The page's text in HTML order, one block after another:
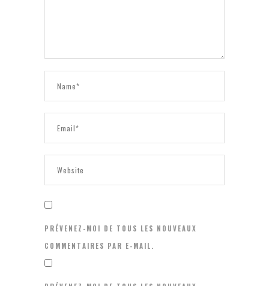
PRÉVENEZ-MOI DE TOUS LES NOUVEAUX
COMMENTAIRES PAR E-MAIL.